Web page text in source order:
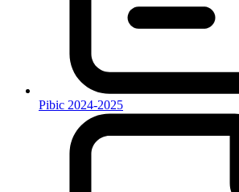
Pibic 2024-2025